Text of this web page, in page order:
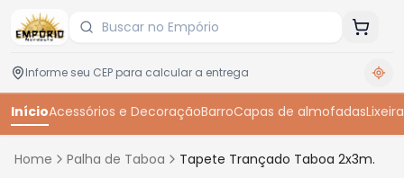
InícioAcessórios e DecoraçãoBarroCapas de almofadasLixeira
Home Palha de Taboa Tapete Trançado Taboa 2x3m.